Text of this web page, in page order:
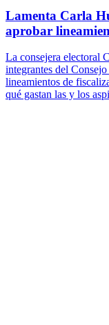
Lamenta Carla
aprobar
La consejera electoral
integrantes del
lineamientos de
qué gastan las y los